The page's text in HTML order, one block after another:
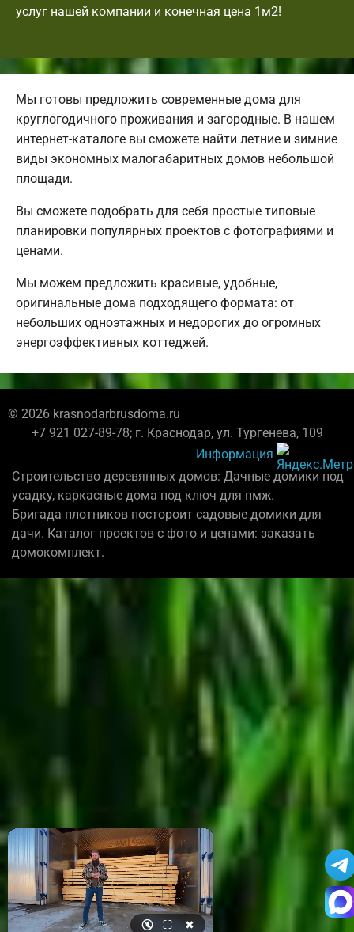
услуг нашей компании и конечная цена 1м2!
Мы готовы предложить современные дома для
круглогодичного проживания и загородные. В нашем
интернет-каталоге вы сможете найти летние и зимние
виды экономных малогабаритных домов небольшой
площади.
Вы сможете подобрать для себя простые типовые
планировки популярных проектов с фотографиями и
ценами.
Мы можем предложить красивые, удобные,
оригинальные дома подходящего формата: от
небольших одноэтажных и недорогих до огромных
энергоэффективных коттеджей.
© 2026 krasnodarbrusdoma.ru
+7 921 027-89-78; г. Краснодар, ул. Тургенева, 109
Информация
Строительство деревянных домов: Дачные домики под
усадку, каркасные дома под ключ для пмж.
Бригада плотников постороит садовые домики для
дачи. Каталог проектов с фото и ценами: заказать
домокомплект.
🔇 ⛶ ✖